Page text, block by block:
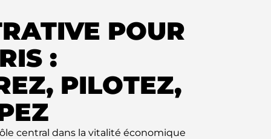
POUR
:
PILOTEZ,
central dans la vitalité économique